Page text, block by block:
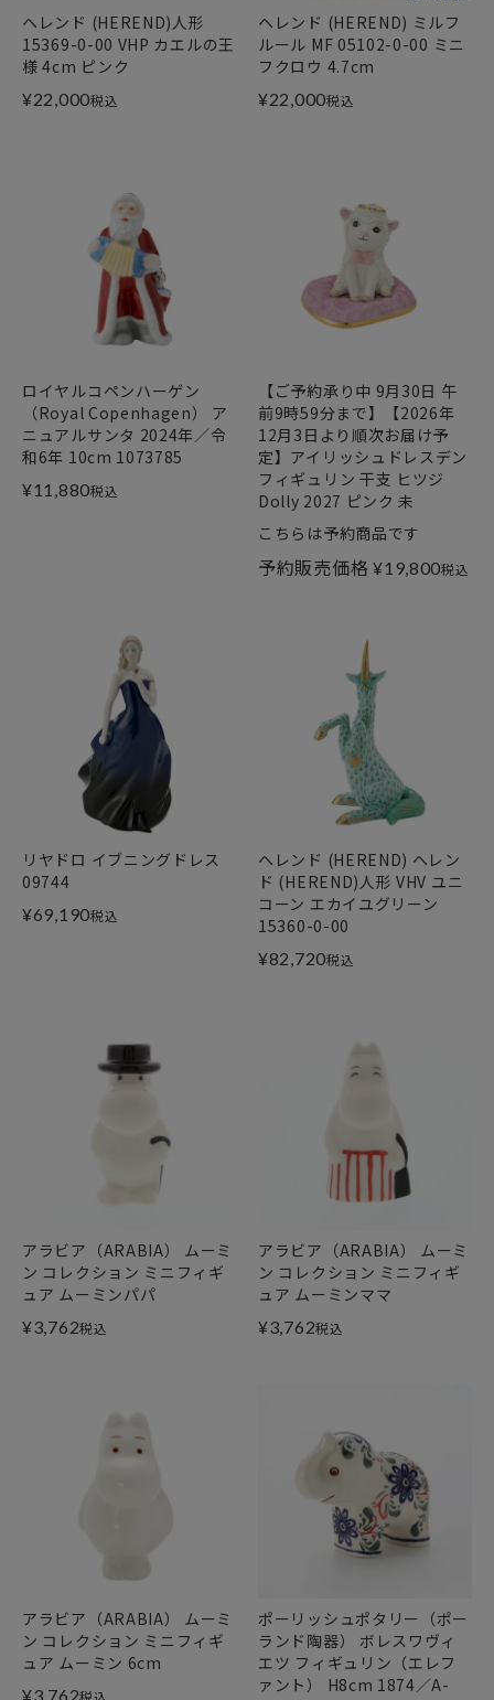
ヘレンド (HEREND)人形
15369-0-00 VHP カエルの王
様 4cm ピンク
¥22,000税込
ヘレンド (HEREND) ミルフ
ルール MF 05102-0-00 ミニ
フクロウ 4.7cm
¥22,000税込
ロイヤルコペンハーゲン
（Royal Copenhagen） ア
ニュアルサンタ 2024年／令
和6年 10cm 1073785
¥11,880税込
【ご予約承り中 9月30日 午
前9時59分まで】【2026年
12月3日より順次お届け予
定】アイリッシュドレスデン
フィギュリン 干支 ヒツジ
Dolly 2027 ピンク 未
こちらは予約商品です
予約販売価格 ¥19,800税込
リヤドロ イブニングドレス
09744
¥69,190税込
ヘレンド (HEREND) ヘレン
ド (HEREND)人形 VHV ユニ
コーン エカイユグリーン
15360-0-00
¥82,720税込
アラビア（ARABIA） ムーミ
ン コレクション ミニフィギ
ュア ムーミンパパ
¥3,762税込
アラビア（ARABIA） ムーミ
ン コレクション ミニフィギ
ュア ムーミンママ
¥3,762税込
アラビア（ARABIA） ムーミ
ン コレクション ミニフィギ
ュア ムーミン 6cm
¥3,762税込
ポーリッシュポタリー（ポー
ランド陶器） ボレスワヴィ
エツ フィギュリン（エレフ
ァント） H8cm 1874／A-